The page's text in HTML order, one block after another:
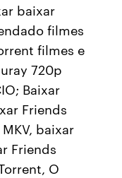
baixar
filmes
filmes e
720p
Baixar
Friends
baixar
Friends
O